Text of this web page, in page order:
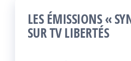
LES ÉMISSIONS «
SUR TV LIBERTÉS